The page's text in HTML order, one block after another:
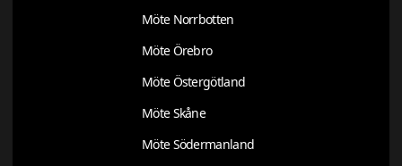
Möte Norrbotten
Möte Örebro
Möte Östergötland
Möte Skåne
Möte Södermanland